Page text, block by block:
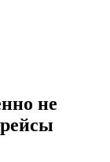
не